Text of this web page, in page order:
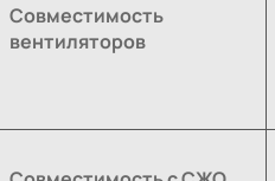
Совместимость
вентиляторов